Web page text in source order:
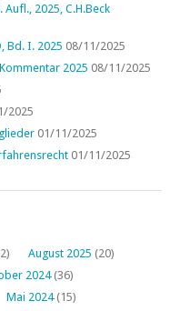
2025, C.H.Beck
Bd. I. 2025 08/11/2025
2025 08/11/2025
2025
01/11/2025
01/11/2025
August 2025 (20)
2024(36)
Mai 2024(15)